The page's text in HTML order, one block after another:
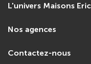
L'univers Maisons
Nos agences
Contactez-nous